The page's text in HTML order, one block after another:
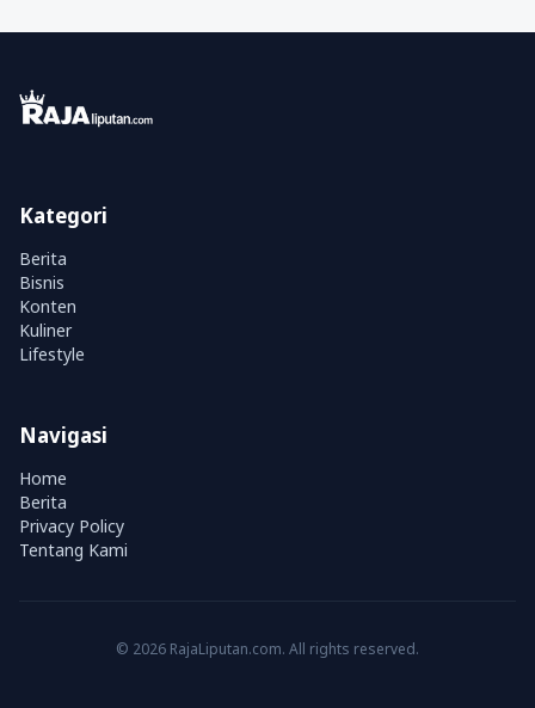
Kategori
Berita
Bisnis
Konten
Kuliner
Lifestyle
Navigasi
Home
Berita
Privacy Policy
Tentang Kami
© 2026 RajaLiputan.com. All rights reserved.